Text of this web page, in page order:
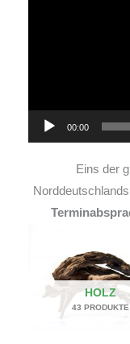
00:00
Eins der
HOLZ
43 PRODUKTE